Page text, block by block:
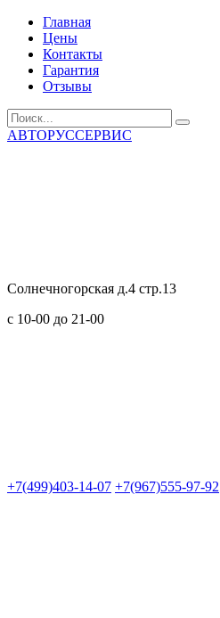
Главная
Цены
Контакты
Гарантия
Отзывы
АВТОРУССЕРВИС
Солнечногорская д.4 стр.13
с 10-00 до 21-00
+7(499)403-14-07 +7(967)555-97-92